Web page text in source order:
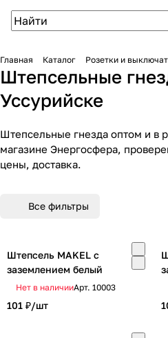
Главная Каталог Розетки и
Штепсельные
Уссурийске
Штепсельные гнезда оптом и в
магазине Энергосфера,
цены, доставка.
Все фильтры
Штепсель MAKEL с
заземлением белый
Нет в наличииАрт. 10003
101 ₽/шт